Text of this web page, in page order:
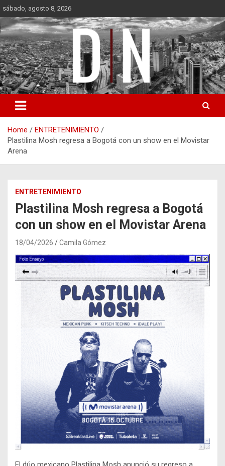
Skip
to
content
sábado, agosto 8, 2026
Diámetro Noticias
Home
ENTRETENIMIENTO
Plastilina Mosh regresa a Bogotá con un show en el Movistar
Arena
ENTRETENIMIENTO
Plastilina Mosh regresa a Bogotá
con un show en el Movistar Arena
18/04/2026 Camila Gómez